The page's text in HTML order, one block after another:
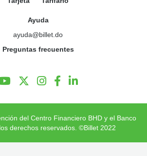
Ayuda
ayuda@billet.do
Preguntas frecuentes
del Centro Financiero BHD y el Banco
derechos reservados. ©Billet 2022